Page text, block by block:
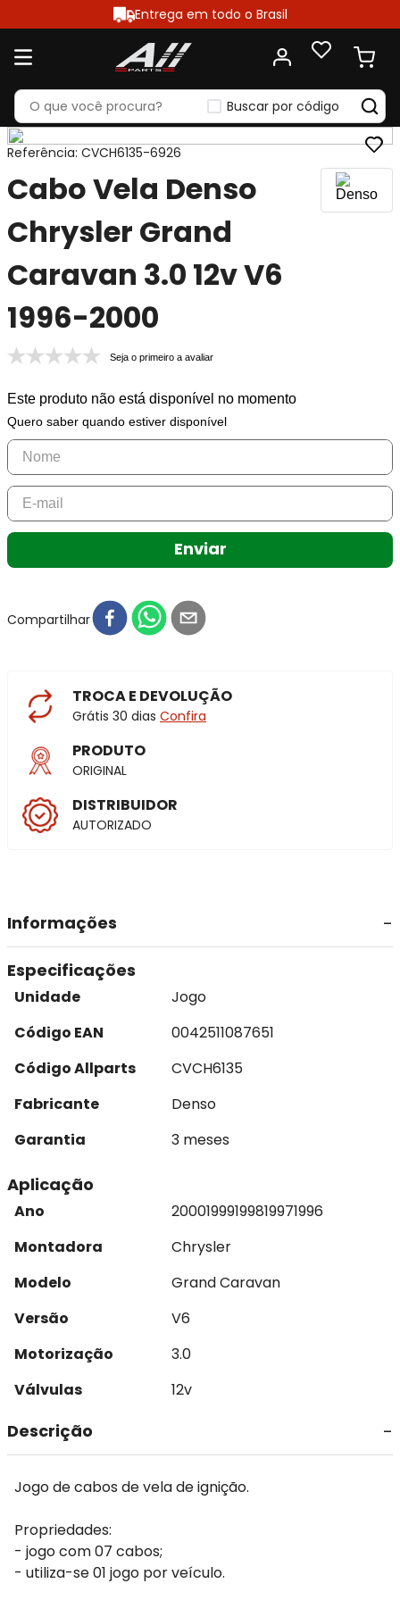
Entrega em todo o Brasil
Buscar por código
Referência: CVCH6135-6926
Cabo Vela Denso
Chrysler Grand
Caravan 3.0 12v V6
1996-2000
Seja o primeiro a avaliar
Este produto não está disponível no momento
Quero saber quando estiver disponível
Enviar
Compartilhar
TROCA E DEVOLUÇÃO
Grátis 30 dias Confira
PRODUTO
ORIGINAL
DISTRIBUIDOR
AUTORIZADO
Informações
Especificações
Unidade
Jogo
Código EAN
0042511087651
Código Allparts
CVCH6135
Fabricante
Denso
Garantia
3 meses
Aplicação
Ano 20001999199819971996
Montadora
Chrysler
Modelo
Grand Caravan
Versão
V6
Motorização
3.0
Válvulas
12v
Descrição
Jogo de cabos de vela de ignição.
Propriedades:
- jogo com 07 cabos;
- utiliza-se 01 jogo por veículo.